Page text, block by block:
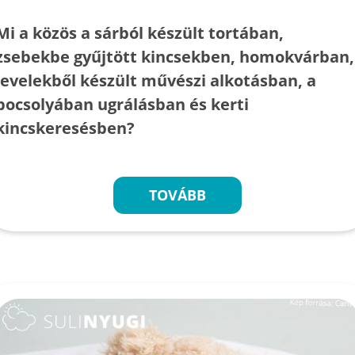
a közös a sárból készült tortában,
gyűjtött kincsekben, homokvárban,
készült művészi alkotásban, a
ugrálásban és kerti
TOVÁBB